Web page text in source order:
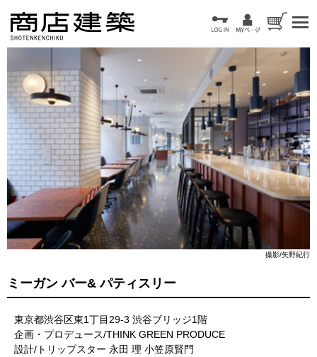
撮影/矢野紀行
ミーガン バー& パティスリー
東京都渋谷区東1丁目29-3 渋谷ブリッジ1階
企画・プロデュース/THINK GREEN PRODUCE
設計/トリップスター 永田 理 小笠原賢門